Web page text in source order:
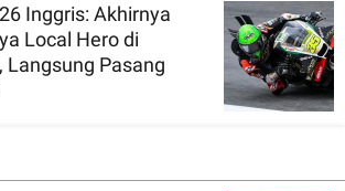
Inggris: Akhirnya
Local Hero di
Langsung Pasang